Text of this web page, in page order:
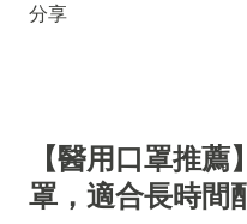
分享
【醫用口罩推
罩，適合長時間